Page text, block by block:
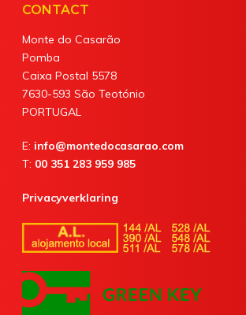
CONTACT
Monte do Casarão
Pomba
Caixa Postal 5578
7630-593 São Teotónio
PORTUGAL
E: info@montedocasarao.com
T: 00 351 283 959 985
Privacyverklaring